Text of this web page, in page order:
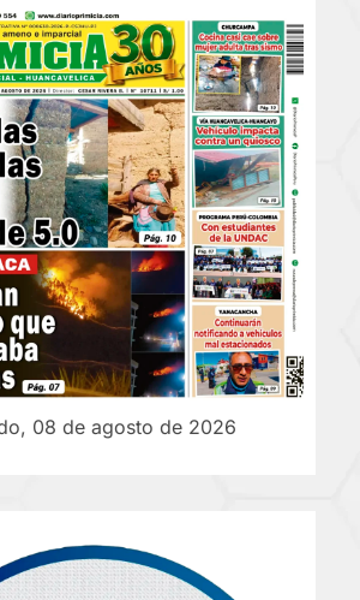
08 de agosto de 2026